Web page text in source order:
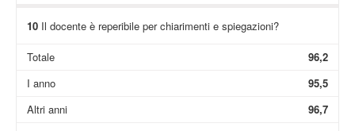
10Il docente è reperibile per chiarimenti e spiegazioni?
Totale
96,2
I anno
95,5
Altri anni
96,7